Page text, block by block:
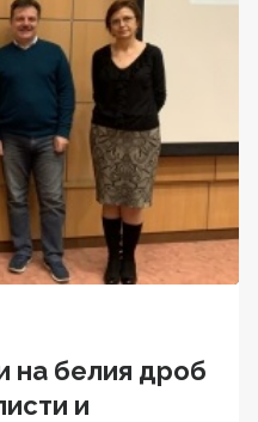
на белия дроб
и